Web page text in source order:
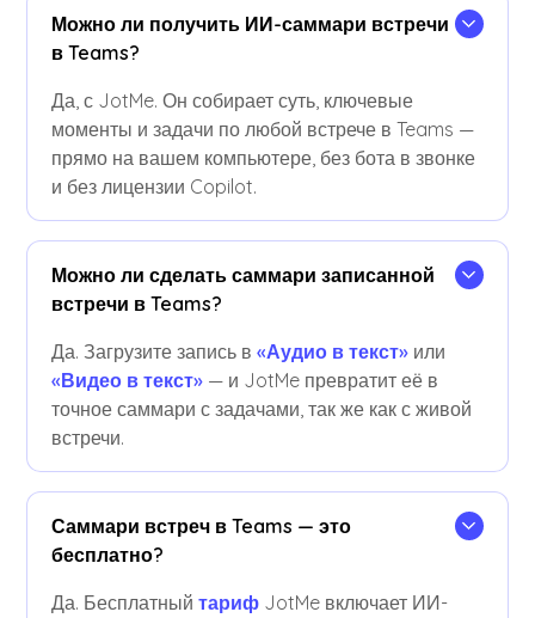
Можно ли получить ИИ-саммари встречи
в Teams?
Да, с JotMe. Он собирает суть, ключевые
моменты и задачи по любой встрече в Teams —
прямо на вашем компьютере, без бота в звонке
и без лицензии Copilot.
Можно ли сделать саммари записанной
встречи в Teams?
Да. Загрузите запись в«Аудио в текст» или
«Видео в текст» — и JotMe превратит её в
точное саммари с задачами, так же как с живой
встречи.
Саммари встреч в Teams — это
бесплатно?
Да. Бесплатныйтариф JotMe включает ИИ-